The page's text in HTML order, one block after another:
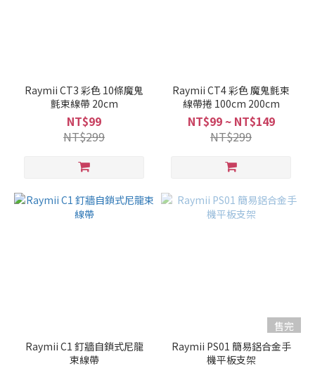
Raymii CT3 彩色 10條魔鬼
氈束線帶 20cm
NT$99
NT$299
Raymii CT4 彩色 魔鬼氈束
線帶捲 100cm 200cm
NT$99 ~ NT$149
NT$299
Raymii C1 釘牆自鎖式尼龍
束線帶
售完
Raymii PS01 簡易鋁合金手
機平板支架